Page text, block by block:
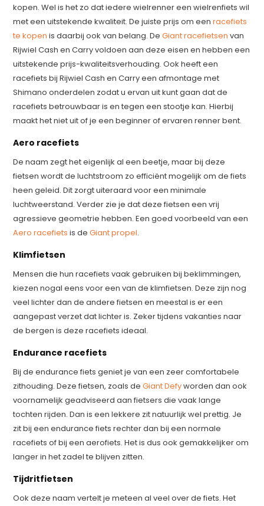
kopen. Wel is het zo dat iedere wielrenner een wielrenfiets wil
met een uitstekende kwaliteit. De juiste prijs om eenracefiets
te kopen is daarbij ook van belang. DeGiant racefietsen van
Rijwiel Cash en Carry voldoen aan deze eisen en hebben een
uitstekende prijs-kwaliteitsverhouding. Ook heeft een
racefiets bij Rijwiel Cash en Carry een afmontage met
Shimano onderdelen zodat u ervan uit kunt gaan dat de
racefiets betrouwbaar is en tegen een stootje kan. Hierbij
maakt het niet uit of je een beginner of ervaren renner bent.
Aero racefiets
De naam zegt het eigenlijk al een beetje, maar bij deze
fietsen wordt de luchtstroom zo efficiënt mogelijk om de fiets
heen geleid. Dit zorgt uiteraard voor een minimale
luchtweerstand. Verder zie je dat deze fietsen een vrij
agressieve geometrie hebben. Een goed voorbeeld van een
Aero racefiets is deGiant propel.
Klimfietsen
Mensen die hun racefiets vaak gebruiken bij beklimmingen,
kiezen nogal eens voor een van de klimfietsen. Deze zijn nog
veel lichter dan de andere fietsen en meestal is er een
aangepast verzet dat lichter is. Zeker tijdens vakanties naar
de bergen is deze racefiets ideaal.
Endurance racefiets
Bij de endurance fiets geniet je van een zeer comfortabele
zithouding. Deze fietsen, zoals deGiant Defyworden dan ook
voornamelijk geadviseerd aan fietsers die vaak lange
tochten rijden. Dan is een lekkere zit natuurlijk wel prettig. Je
zit bij een endurance fiets rechter dan bij een normale
racefiets of bij een aerofiets. Het is dus ook gemakkelijker om
langer in het zadel te blijven zitten.
Tijdritfietsen
Ook deze naam vertelt je meteen al veel over de fiets. Het